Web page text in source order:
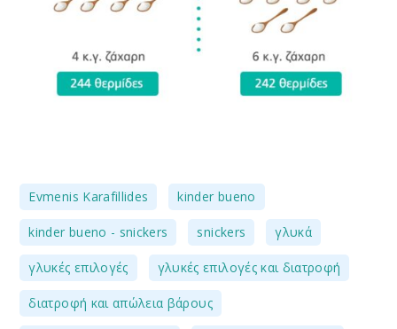
Evmenis Karafillides kinder bueno
kinder bueno - snickers snickers γλυκά
γλυκές επιλογές γλυκές επιλογές και διατροφή
διατροφή και απώλεια βάρους